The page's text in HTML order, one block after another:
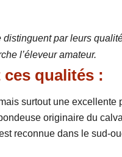
par leurs
l’éleveur amateur.
qualités :
surtout une excellente
originaire du
reconnue dans le sud-